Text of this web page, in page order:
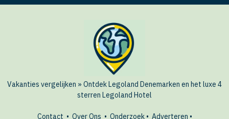
Vakanties vergelijken » Ontdek Legoland Denemarken en het luxe 4
sterren Legoland Hotel
Contact • Over Ons • Onderzoek• Adverteren •